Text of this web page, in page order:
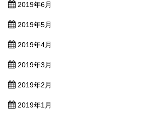
2019年6月
2019年5月
2019年4月
2019年3月
2019年2月
2019年1月